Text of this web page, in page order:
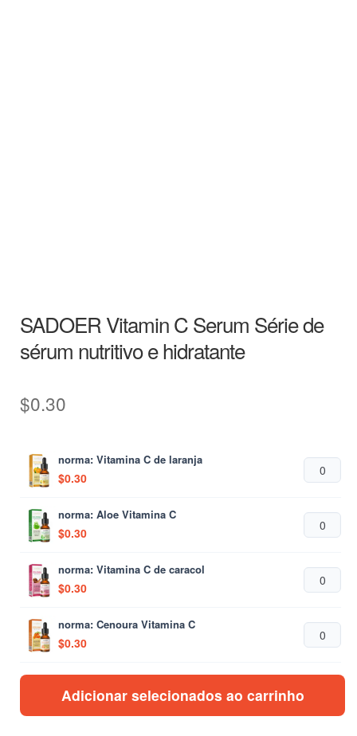
SADOER Vitamin C Serum Série de
sérum nutritivo e hidratante
$0.30
norma: Vitamina C de laranja
$0.30
norma: Aloe Vitamina C
$0.30
norma: Vitamina C de caracol
$0.30
norma: Cenoura Vitamina C
$0.30
Adicionar selecionados ao carrinho